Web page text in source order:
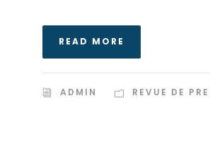
READ MORE
ADMIN REVUE DE